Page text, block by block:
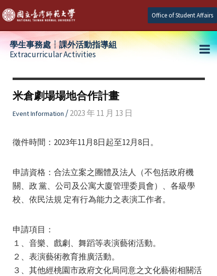
Skip
to
content
Office of Student Affairs
學生事務處┆課外活動指導組
Extracurricular Activities
米倉劇場場地合作計畫
Event Information /2023 年 11 月 13 日
徵件時間：2023年11月8日起至12月8日。
申請資格：合法立案之團體及法人（不包括政府機
關、政 黨、公司及公寓大廈管理委員會）、各級學
校、依民法規 定有行為能力之表演工作者。
申請項目：
１、音樂、戲劇、舞蹈等表演藝術活動。
２、表演藝術教育推廣活動。
３、其他經桃園市政府文化局同意之文化藝術相關活